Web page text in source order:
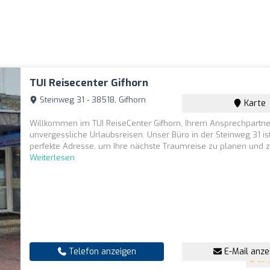
TUI Reisecenter Gifhorn
4.7
Steinweg 31 - 38518, Gifhorn Karte
Willkommen im TUI ReiseCenter Gifhorn, Ihrem
unvergessliche Urlaubsreisen. Unser Büro in der Steinweg 31
perfekte Adresse, um Ihre nächste Traumreise zu planen und
Weiterlesen
Telefon anzeigen E-Mail